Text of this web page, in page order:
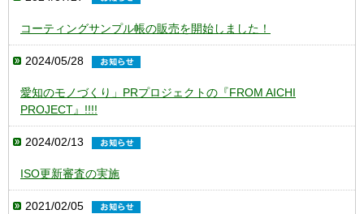
コーティングサンプル帳の販売を開始しました！
2024/05/28
愛知のモノづくり」PRプロジェクトの『FROM AICHI
PROJECT』!!!!
2024/02/13
ISO更新審査の実施
2021/02/05